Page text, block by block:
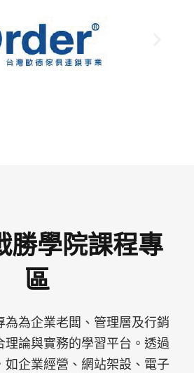
勝學院課程專
區
為為企業老闆、管理層及行銷
理論與實務的學習平台。透過
如企業經營、網站架設、電子